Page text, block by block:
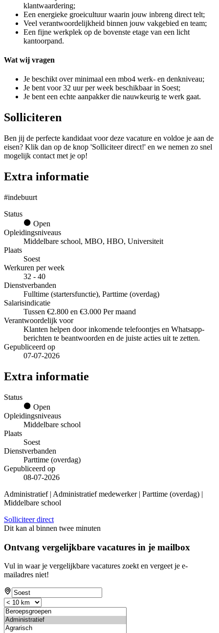
klantwaardering;
Een energieke groeicultuur waarin jouw inbreng direct telt;
Veel verantwoordelijkheid binnen jouw vakgebied en team;
Een fijne werkplek op de bovenste etage van een licht
kantoorpand.
Wat wij vragen
Je beschikt over minimaal een mbo4 werk- en denkniveau;
Je bent voor 32 uur per week beschikbaar in Soest;
Je bent een echte aanpakker die nauwkeurig te werk gaat.
Solliciteren
Ben jij de perfecte kandidaat voor deze vacature en voldoe je aan de
eisen? Klik dan op de knop 'Solliciteer direct!' en we nemen zo snel
mogelijk contact met je op!
Extra informatie
#indebuurt
Status
Open
Opleidingsniveaus
Middelbare school, MBO, HBO, Universiteit
Plaats
Soest
Werkuren per week
32 - 40
Dienstverbanden
Fulltime (startersfunctie), Parttime (overdag)
Salarisindicatie
Tussen €2.800 en €3.000 Per maand
Verantwoordelijk voor
Klanten helpen door inkomende telefoontjes en Whatsapp-
berichten te beantwoorden en de juiste acties uit te zetten.
Gepubliceerd op
07-07-2026
Extra informatie
Status
Open
Opleidingsniveaus
Middelbare school
Plaats
Soest
Dienstverbanden
Parttime (overdag)
Gepubliceerd op
08-07-2026
Administratief | Administratief medewerker | Parttime (overdag) |
Middelbare school
Solliciteer direct
Dit kan al binnen twee minuten
Ontvang vergelijkbare vacatures in je mailbox
Vul in waar je vergelijkbare vacatures zoekt en vergeet je e-
mailadres niet!